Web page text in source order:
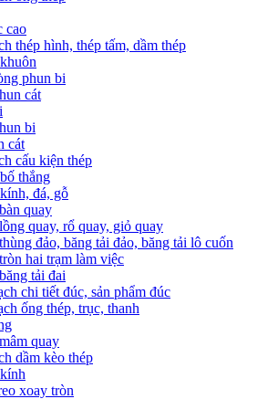
cao
thép hình, thép tấm, dầm thép
phun bi
cát
bi
cát
cấu kiện thép
thắng
đá, gỗ
quay
quay, rổ quay, giỏ quay
đảo, băng tải đảo, băng tải lô cuốn
hai trạm làm việc
tải đai
chi tiết đúc, sản phẩm đúc
ống thép, trục, thanh
quay
dầm kèo thép
xoay tròn